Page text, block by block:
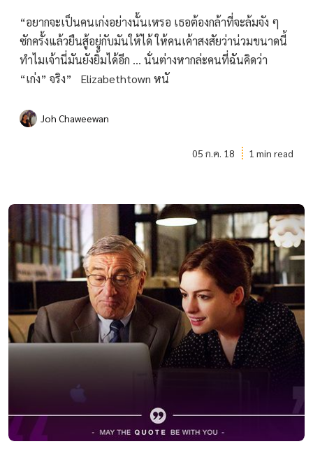
“อยากจะเป็นคนเก่งอย่างนั้นเหรอ เธอต้องกล้าที่จะล้มจัง ๆ
ซักครั้งแล้วยืนสู้อยู่กับมันให้ได้ ให้คนเค้าสงสัยว่าน่วมขนาดนี้
ทำไมเจ้านี่มันยังยิ้มได้อีก … นั่นต่างหากล่ะคนที่ฉันคิดว่า
“เก่ง” จริง” Elizabethtown หนั
Joh Chaweewan
05 ก.ค. 18 1 min read